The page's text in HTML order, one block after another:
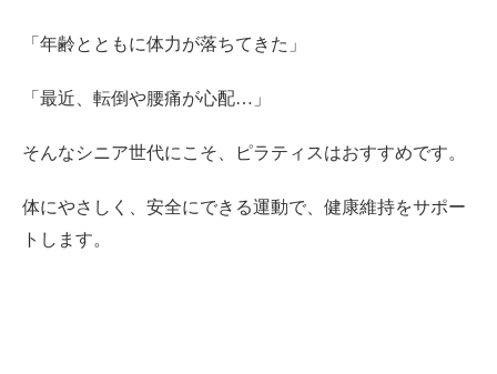
「年齢とともに体力が落ちてきた」
「最近、転倒や腰痛が心配…」
そんなシニア世代にこそ、ピラティスはおすすめです。
体にやさしく、安全にできる運動で、健康維持をサポー
トします。